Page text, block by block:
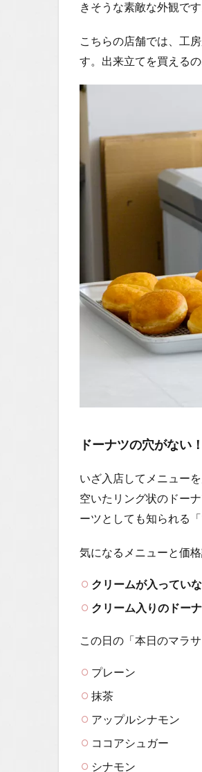
ド（300
1.0.3.3
3. 【まさ
ード（カ
（300
覇した
くなる
長野市
の新名
所！
1.1
長野の
美味し
いグル
メYou
ャンネ
ル
きそうな素敵な外観です
こちらの店舗では、工
す。出来立てを買える
ドーナツの穴がない
いざ入店してメニュー
空いたリング状のドー
ーツとしても知られる
気になるメニューと価
クリームが入ってい
クリーム入りのドー
この日の「本日のマラ
プレーン
抹茶
アップルシナモン
ココアシュガー
シナモン